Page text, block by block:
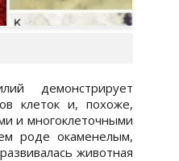
демонстрирует
клеток и, похоже,
и многоклеточными
роде окаменелым,
животная